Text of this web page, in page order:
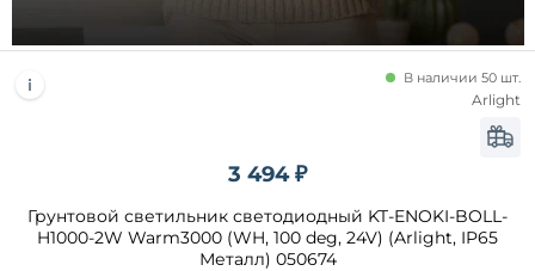
Тип
ламп
3 494 ₽
Грунтовой светильник светодиодный KT-ENOKI-BOLL-
H1000-2W Warm3000 (WH, 100 deg, 24V) (Arlight, IP65
Металл) 050674
В наличии 50 шт.
Arlight